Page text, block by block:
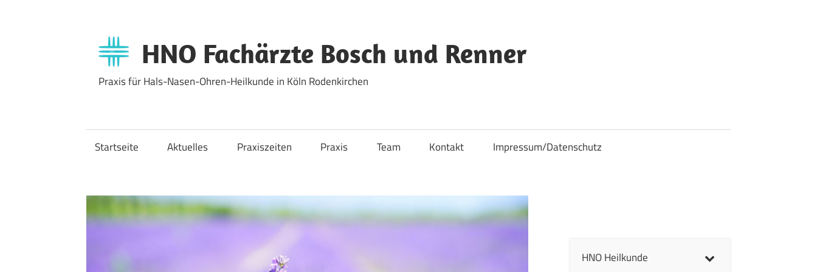
springen
HNO Fachärzte Bosch und Renner
Praxis für Hals-Nasen-Ohren-Heilkunde in Köln Rodenkirchen
Startseite Aktuelles Praxiszeiten Praxis Team Kontakt Impressum/Datenschutz
HNO Heilkunde